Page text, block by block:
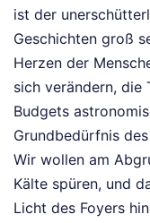
ist der
Geschichten groß
Herzen der
sich verändern, die
Budgets
Grundbedürfnis
Wir wollen am
Kälte spüren, und
Licht des Foyers